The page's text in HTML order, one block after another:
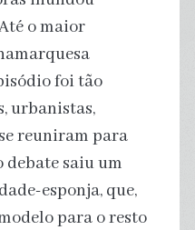
o maior
foi tão
urbanistas,
reuniram para
saiu um
esponja, que,
para o resto